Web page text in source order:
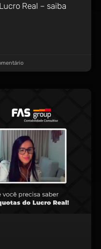
Real – saiba